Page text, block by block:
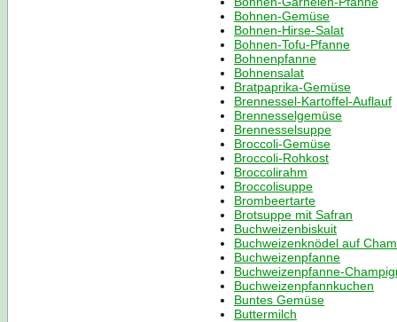
Bohnen-Gemüse
Bohnen-Hirse-Salat
Bohnen-Tofu-Pfanne
Bohnenpfanne
Bohnensalat
Bratpaprika-Gemüse
Brennessel-Kartoffel-Auflauf
Brennesselgemüse
Brennesselsuppe
Broccoli-Gemüse
Broccoli-Rohkost
Broccolirahm
Broccolisuppe
Brombeertarte
Brotsuppe mit Safran
Buchweizenbiskuit
Buchweizenknödel auf
Buchweizenpfanne
Buchweizenpfanne-
Buchweizenpfannkuchen
Buntes Gemüse
Buttermilch